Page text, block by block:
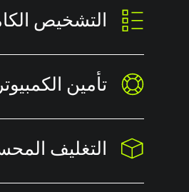
التشخيص
تأمين
التغليف